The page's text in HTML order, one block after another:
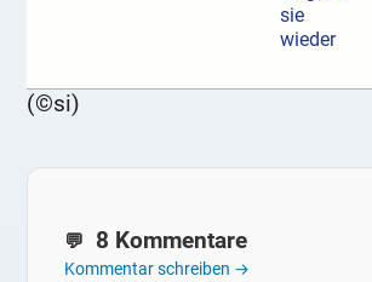
sie
wieder
(©si)
8 Kommentare
Kommentar schreiben →